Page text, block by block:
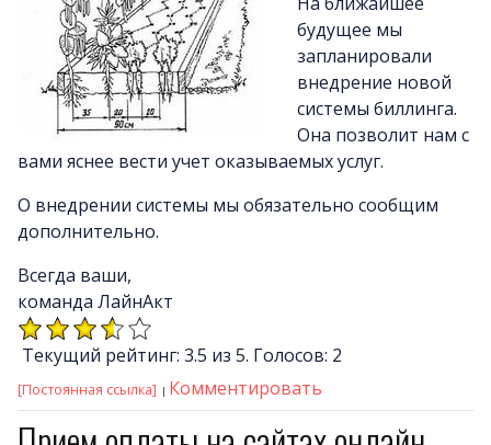
будущее мы
запланировали
внедрение новой
системы биллинга.
Она позволит нам с
вами яснее вести учет оказываемых услуг.
О внедрении системы мы обязательно сообщим
дополнительно.
Всегда ваши,
команда ЛайнАкт
Текущий рейтинг: 3.5 из 5. Голосов: 2
[Постоянная ссылка] Комментировать